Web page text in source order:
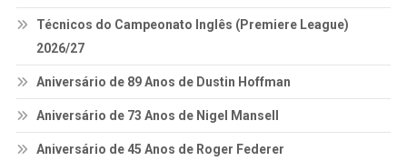
Técnicos do Campeonato Inglês (Premiere League)
2026/27
Aniversário de 89 Anos de Dustin Hoffman
Aniversário de 73 Anos de Nigel Mansell
Aniversário de 45 Anos de Roger Federer